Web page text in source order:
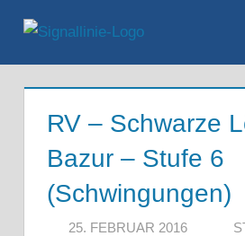
Inhalt
springen
RV – Schwarze
Bazur – Stufe 6
(Schwingungen)
25. FEBRUAR 2016